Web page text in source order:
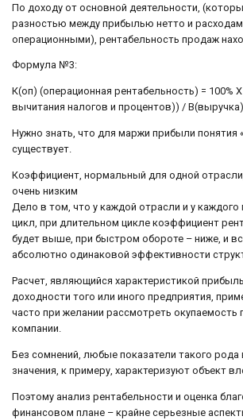
По доходу от основной деятельности,
разностью между прибылью нетто и
операционными), рентабельность продаж
Формула №3:
К(оп) (операционная рентабельность) = 100%
вычитания налогов и процентов)) / В(выручка)
Нужно знать, что для маржи прибыли понятия
существует.
Коэффициент, нормальный для одной
очень низким
Дело в том, что у каждой отрасли и у каждого
цикл, при длительном цикле коэффициент
будет выше, при быстром обороте – ниже, и
абсолютно одинаковой эффективности
Расчет, являющийся характеристикой
доходности того или иного предприятия,
часто при желании рассмотреть окупаемость
компании.
Без сомнений, любые показатели такого рода
значения, к примеру, характеризуют объект
Поэтому анализ рентабельности и оценка
финансовом плане – крайне серьезные